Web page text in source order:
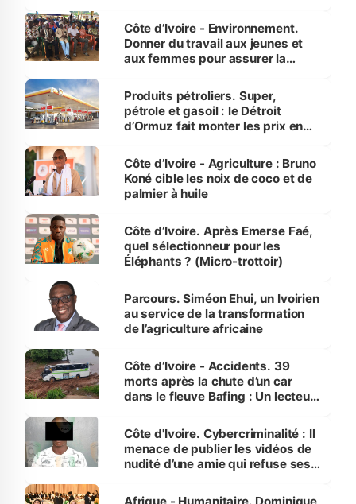
Côte d’Ivoire - Environnement.
Donner du travail aux jeunes et
aux femmes pour assurer la
menacées
Produits pétroliers. Super,
pétrole et gasoil : le Détroit
d’Ormuz fait monter les prix en
Côte d’Ivoire - Agriculture : Bruno
Koné cible les noix de coco et de
palmier à huile
Côte d’Ivoire. Après Emerse Faé,
quel sélectionneur pour les
Éléphants ? (Micro-trottoir)
Parcours. Siméon Ehui, un Ivoirien
au service de la transformation
de l’agriculture africaine
Côte d’Ivoire - Accidents. 39
morts après la chute d’un car
dans le fleuve Bafing : Un lecteur
des Transports
Côte d'Ivoire. Cybercriminalité : Il
menace de publier les vidéos de
nudité d’une amie qui refuse ses